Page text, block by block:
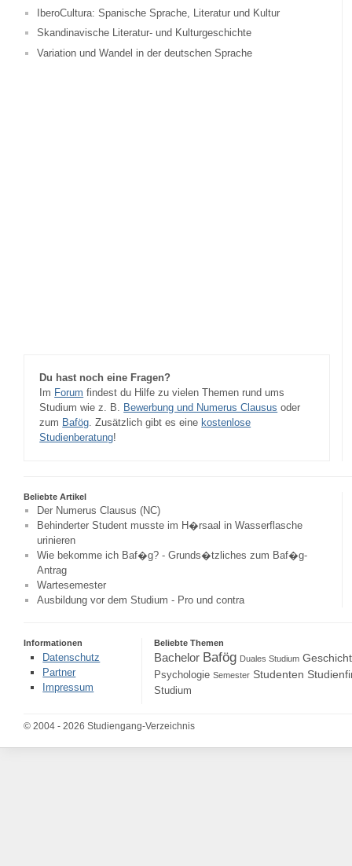
IberoCultura: Spanische Sprache, Literatur und Kultur
Skandinavische Literatur- und Kulturgeschichte
Variation und Wandel in der deutschen Sprache
Du hast noch eine Fragen?
Im Forum findest du Hilfe zu vielen Themen rund ums
Studium wie z. B. Bewerbung und Numerus Clausus oder
zum Bafög. Zusätzlich gibt es eine kostenlose
Studienberatung!
Beliebte Artikel
Der Numerus Clausus (NC)
Behinderter Student musste im H�rsaal in Wasserflasche
urinieren
Wie bekomme ich Baf�g? - Grunds�tzliches zum Baf�g-
Antrag
Wartesemester
Ausbildung vor dem Studium - Pro und contra
Informationen
Datenschutz
Partner
Impressum
Beliebte Themen
Bachelor Bafög Duales Studium
Psychologie Semester Studenten
Studium
© 2004 - 2026 Studiengang-Verzeichnis